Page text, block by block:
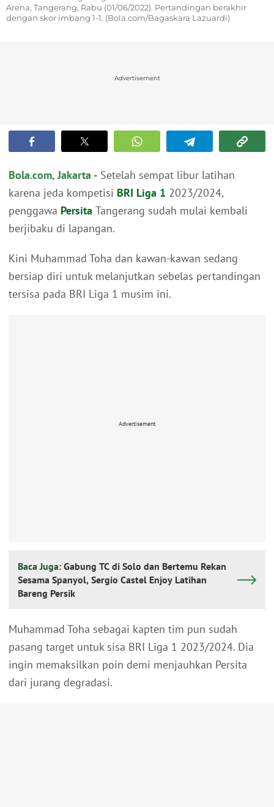
Arena, Tangerang, Rabu (01/06/2022). Pertandingan berakhir
dengan skor imbang 1-1. (Bola.com/Bagaskara Lazuardi)
Advertisement
Bola.com, Jakarta - Setelah sempat libur latihan
karena jeda kompetisi BRI Liga 1 2023/2024,
penggawa Persita Tangerang sudah mulai kembali
berjibaku di lapangan.
Kini Muhammad Toha dan kawan-kawan sedang
bersiap diri untuk melanjutkan sebelas pertandingan
tersisa pada BRI Liga 1 musim ini.
Advertisement
Baca Juga: Gabung TC di Solo dan Bertemu Rekan
Sesama Spanyol, Sergio Castel Enjoy Latihan
Bareng Persik
Muhammad Toha sebagai kapten tim pun sudah
pasang target untuk sisa BRI Liga 1 2023/2024. Dia
ingin memaksilkan poin demi menjauhkan Persita
dari jurang degradasi.